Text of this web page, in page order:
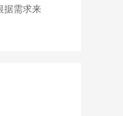
据需求来